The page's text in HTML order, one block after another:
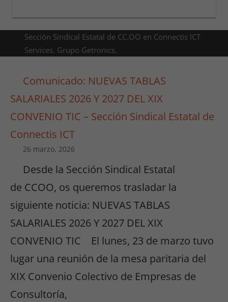
Sección Sindical Estatal de CC.OO en Connectis ICT
Services. Grupo Getronics.
Comunicado: NUEVAS TABLAS
SALARIALES 2026 Y 2027 DEL XIX
CONVENIO TIC – Sección Sindical Estatal de
Connectis ICT
26 marzo, 2026
Desde la Sección Sindical Estatal
de CCOO, os queremos trasladar la
siguiente noticia: NUEVAS TABLAS
SALARIALES 2026 Y 2027 DEL XIX
CONVENIO TIC El lunes, 23 de marzo tuvo
lugar una reunión de la mesa paritaria del
XIX Convenio Colectivo de Empresas de
Consultoría,